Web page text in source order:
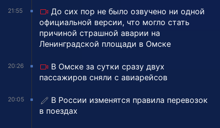
21:55
До сих пор не было озвучено ни одной
официальной версии, что могло стать
причиной страшной аварии на
Ленинградской площади в Омске
20:26
В Омске за сутки сразу двух
пассажиров сняли с авиарейсов
20:05
В России изменятся правила перевозок
в поездах